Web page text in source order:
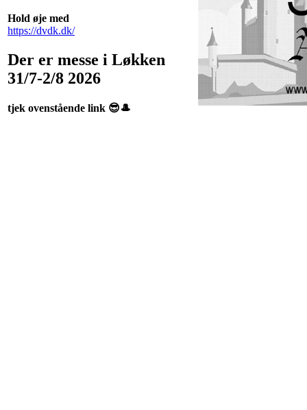
Hold øje med
https://dvdk.dk/
Der er messe i Løkken
31/7-2/8 2026
tjek ovenstående link 😎🎩